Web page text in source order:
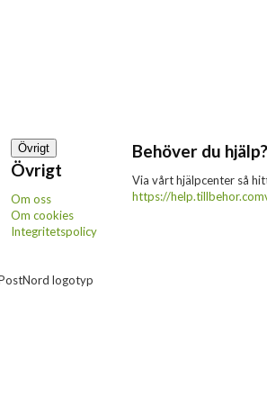
Övrigt
Övrigt
Om oss
Om cookies
Integritetspolicy
Behöver du hjälp?
Via vårt hjälpcenter så
https://